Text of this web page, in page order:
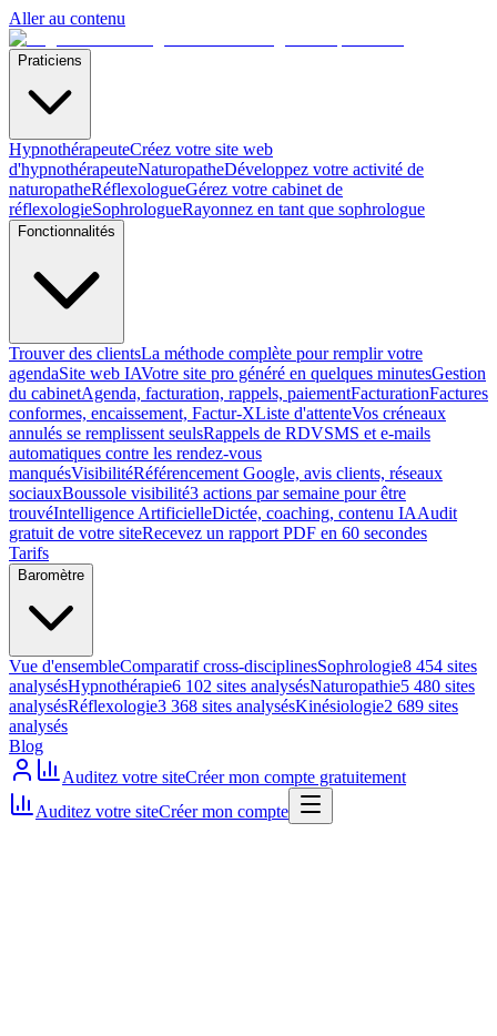
Aller au contenu
Praticiens
HypnothérapeuteCréez votre site web
d'hypnothérapeuteNaturopatheDéveloppez votre activité de
naturopatheRéflexologueGérez votre cabinet de
réflexologieSophrologueRayonnez en tant que sophrologue
Fonctionnalités
Trouver des clientsLa méthode complète pour remplir votre
agendaSite web IAVotre site pro généré en quelques minutesGestion
du cabinetAgenda, facturation, rappels, paiementFacturationFactures
conformes, encaissement, Factur-XListe d'attenteVos créneaux
annulés se remplissent seulsRappels de RDVSMS et e-mails
automatiques contre les rendez-vous
manquésVisibilitéRéférencement Google, avis clients, réseaux
sociauxBoussole visibilité3 actions par semaine pour être
trouvéIntelligence ArtificielleDictée, coaching, contenu IAAudit
gratuit de votre siteRecevez un rapport PDF en 60 secondes
Tarifs
Baromètre
Vue d'ensembleComparatif cross-disciplinesSophrologie8 454 sites
analysésHypnothérapie6 102 sites analysésNaturopathie5 480 sites
analysésRéflexologie3 368 sites analysésKinésiologie2 689 sites
analysés
Blog
Auditez votre siteCréer mon compte gratuitement
Auditez votre siteCréer mon compte